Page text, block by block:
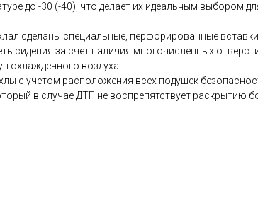
до -30 (-40), что делает их идеальным выбором
сделаны специальные, перфорированные
сидения за счет наличия многочисленных
охлажденного воздуха.
с учетом расположения всех подушек
в случае ДТП не воспрепятствует раскрытию